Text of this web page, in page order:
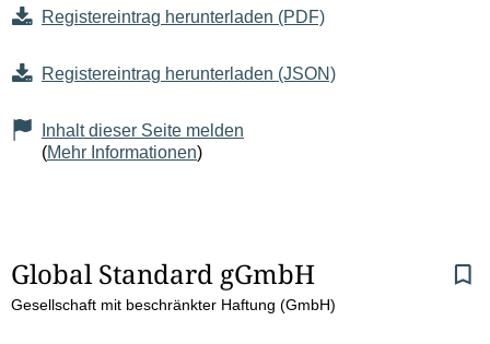
Registereintrag herunterladen (PDF)
Registereintrag herunterladen (JSON)
Inhalt dieser Seite melden
(Mehr Informationen)
S
e
Global Standard gGmbH
Gesellschaft mit beschränkter Haftung (GmbH)